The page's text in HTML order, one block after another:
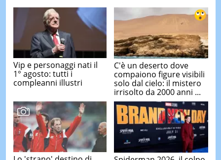
Vip e personaggi nati il
1° agosto: tutti i
compleanni illustri
C'è un deserto dove
compaiono figure visibili
solo dal cielo: il mistero
irrisolto da 2000 anni ...